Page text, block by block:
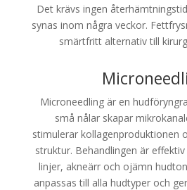
Det krävs ingen
synas inom några veckor.
smärtfritt alternativ till
Microneedling är en
små nålar skapar
stimulerar kollagenproduktionen
struktur. Behandlingen är
linjer, akneärr och ojämn
anpassas till alla hudtyper och